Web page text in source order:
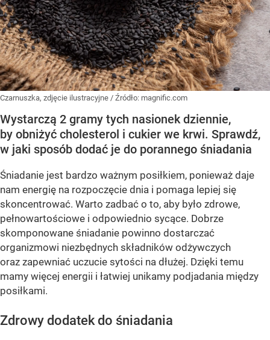
Czarnuszka, zdjęcie ilustracyjne / Źródło: magnific.com
Wystarczą 2 gramy tych nasionek dziennie,
by obniżyć cholesterol i cukier we krwi. Sprawdź,
w jaki sposób dodać je do porannego śniadania
Śniadanie jest bardzo ważnym posiłkiem, ponieważ daje
nam energię na rozpoczęcie dnia i pomaga lepiej się
skoncentrować. Warto zadbać o to, aby było zdrowe,
pełnowartościowe i odpowiednio sycące. Dobrze
skomponowane śniadanie powinno dostarczać
organizmowi niezbędnych składników odżywczych
oraz zapewniać uczucie sytości na dłużej. Dzięki temu
mamy więcej energii i łatwiej unikamy podjadania między
posiłkami.
Zdrowy dodatek do śniadania